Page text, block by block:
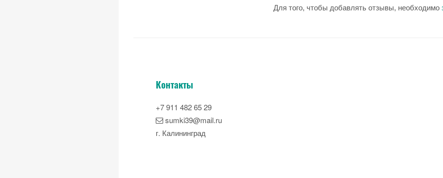
Для того, чтобы добавлять отзывы, необходимо
Контакты
+7 911 482 65 29
sumki39@mail.ru
г. Калининград